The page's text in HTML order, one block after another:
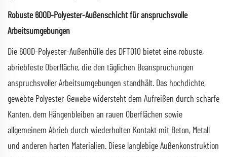
Robuste 600D-Polyester-Außenschicht für anspruchsvolle
Arbeitsumgebungen
Die 600D-Polyester-Außenhülle des DFT010 bietet eine robuste,
abriebfeste Oberfläche, die den täglichen Beanspruchungen
anspruchsvoller Arbeitsumgebungen standhält. Das hochdichte,
gewebte Polyester-Gewebe widersteht dem Aufreißen durch scharfe
Kanten, dem Hängenbleiben an rauen Oberflächen sowie
allgemeinem Abrieb durch wiederholten Kontakt mit Beton, Metall
und anderen harten Materialien. Diese langlebige Außenkonstruktion